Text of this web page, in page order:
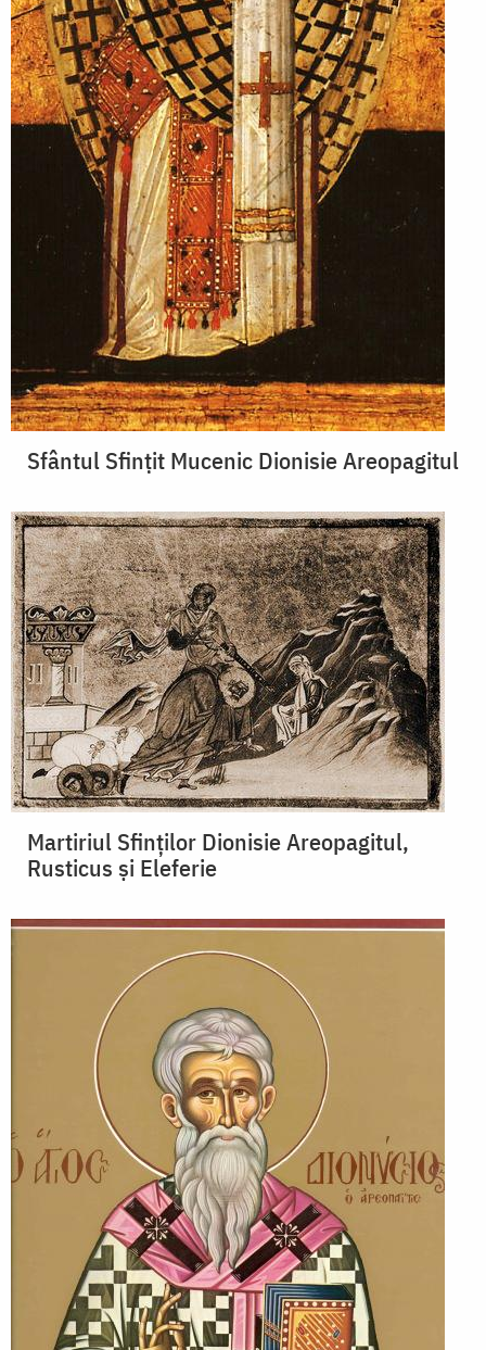
Sfântul Sfințit Mucenic Dionisie Areopagitul
Martiriul Sfinților Dionisie Areopagitul,
Rusticus și Eleferie